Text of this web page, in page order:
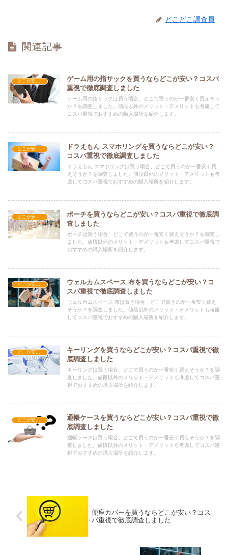
どこどこ調査員
関連記事
どこが安い？-雑貨
ゲーム用の指サックを買うならどこが安い？コスパ
重視で徹底調査しました
ゲーム用の指サックは買う場合、どこで買うのが一番安く買えそう
か？を調査しました。値段以外のメリット・デメリットも考慮して
コスパ重視でおすすめの購入場所を紹介します。
どこが安い？-雑貨
ドラえもん スマホリングを買うならどこが安い？
コスパ重視で徹底調査しました
ドラえもん スマホリングは買う場合、どこで買うのが一番安く買
えそうか？を調査しました。値段以外のメリット・デメリットも考
慮してコスパ重視でおすすめの購入場所を紹介します。
どこが安い？-雑貨
ポーチを買うならどこが安い？コスパ重視で徹底調
査しました
ポーチは買う場合、どこで買うのが一番安く買えそうか？を調査し
ました。値段以外のメリット・デメリットも考慮してコスパ重視で
おすすめの購入場所を紹介します。
ウェルカムスペース 布を買うならどこが安い？コ
スパ重視で徹底調査しました
ウェルカムスペース 布は買う場合、どこで買うのが一番安く買え
そうか？を調査しました。値段以外のメリット・デメリットも考慮
してコスパ重視でおすすめの購入場所を紹介します。
キーリングを買うならどこが安い？コスパ重視で徹
底調査しました
キーリングは買う場合、どこで買うのが一番安く買えそうか？を調
査しました。値段以外のメリット・デメリットも考慮してコスパ重
視でおすすめの購入場所を紹介します。
通帳ケースを買うならどこが安い？コスパ重視で徹
底調査しました
通帳ケースは買う場合、どこで買うのが一番安く買えそうか？を調
査しました。値段以外のメリット・デメリットも考慮してコスパ重
視でおすすめの購入場所を紹介します。
便座カバーを買うならどこが安い？コス
パ重視で徹底調査しました